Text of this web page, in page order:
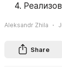
Aleksandr Zhila
Share